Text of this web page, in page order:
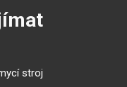
stroj